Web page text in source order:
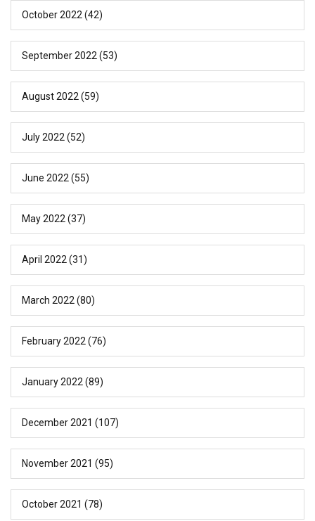
October 2022 (42)
September 2022 (53)
August 2022 (59)
July 2022 (52)
June 2022 (55)
May 2022 (37)
April 2022 (31)
March 2022 (80)
February 2022 (76)
January 2022 (89)
December 2021 (107)
November 2021 (95)
October 2021 (78)